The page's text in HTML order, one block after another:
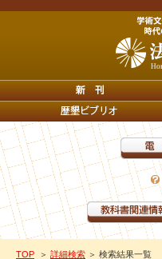
TOP ＞ 詳細検索 ＞ 検索結果一覧